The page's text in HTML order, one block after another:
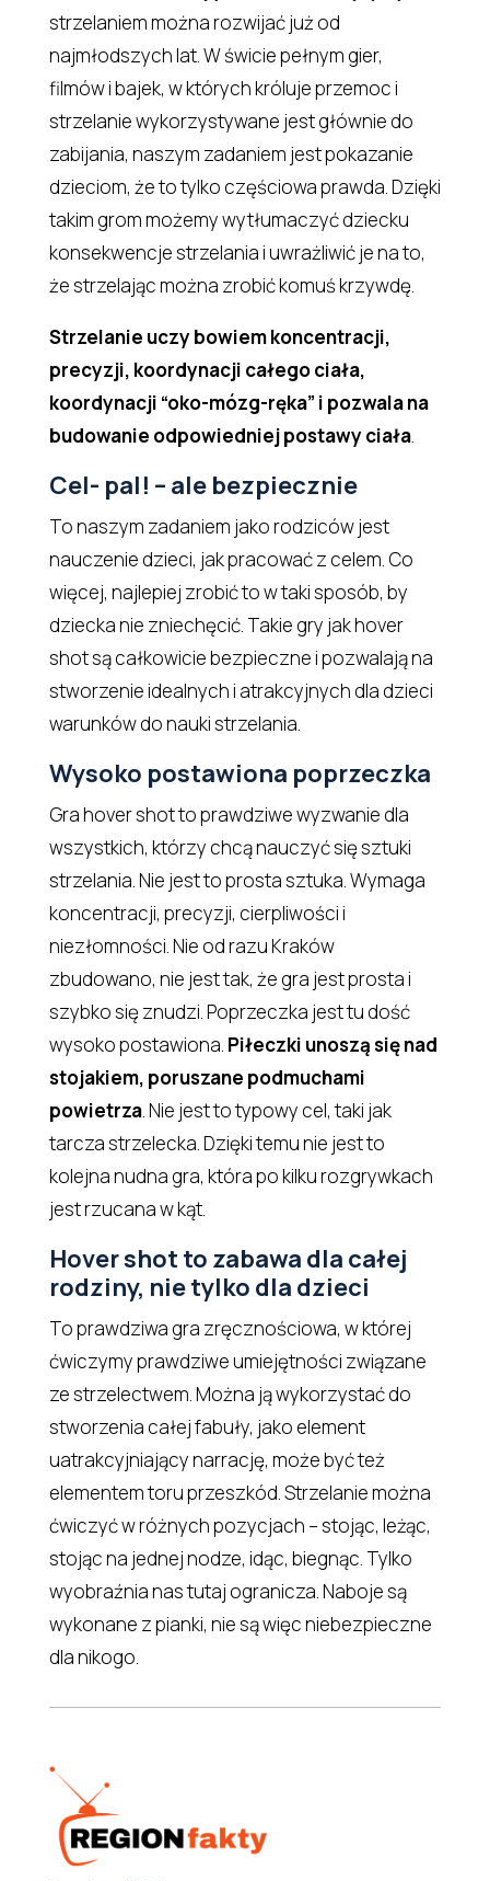
strzelaniem można rozwijać już od
najmłodszych lat. W świcie pełnym gier,
filmów i bajek, w których króluje przemoc i
strzelanie wykorzystywane jest głównie do
zabijania, naszym zadaniem jest pokazanie
dzieciom, że to tylko częściowa prawda. Dzięki
takim grom możemy wytłumaczyć dziecku
konsekwencje strzelania i uwrażliwić je na to,
że strzelając można zrobić komuś krzywdę.
Strzelanie uczy bowiem koncentracji,
precyzji, koordynacji całego ciała,
koordynacji “oko-mózg-ręka” i pozwala na
budowanie odpowiedniej postawy ciała.
Cel- pal! – ale bezpiecznie
To naszym zadaniem jako rodziców jest
nauczenie dzieci, jak pracować z celem. Co
więcej, najlepiej zrobić to w taki sposób, by
dziecka nie zniechęcić. Takie gry jak hover
shot są całkowicie bezpieczne i pozwalają na
stworzenie idealnych i atrakcyjnych dla dzieci
warunków do nauki strzelania.
Wysoko postawiona poprzeczka
Gra hover shot to prawdziwe wyzwanie dla
wszystkich, którzy chcą nauczyć się sztuki
strzelania. Nie jest to prosta sztuka. Wymaga
koncentracji, precyzji, cierpliwości i
niezłomności. Nie od razu Kraków
zbudowano, nie jest tak, że gra jest prosta i
szybko się znudzi. Poprzeczka jest tu dość
wysoko postawiona. Piłeczki unoszą się nad
stojakiem, poruszane podmuchami
powietrza. Nie jest to typowy cel, taki jak
tarcza strzelecka. Dzięki temu nie jest to
kolejna nudna gra, która po kilku rozgrywkach
jest rzucana w kąt.
Hover shot to zabawa dla całej
rodziny, nie tylko dla dzieci
To prawdziwa gra zręcznościowa, w której
ćwiczymy prawdziwe umiejętności związane
ze strzelectwem. Można ją wykorzystać do
stworzenia całej fabuły, jako element
uatrakcyjniający narrację, może być też
elementem toru przeszkód. Strzelanie można
ćwiczyć w różnych pozycjach – stojąc, leżąc,
stojąc na jednej nodze, idąc, biegnąc. Tylko
wyobraźnia nas tutaj ogranicza. Naboje są
wykonane z pianki, nie są więc niebezpieczne
dla nikogo.